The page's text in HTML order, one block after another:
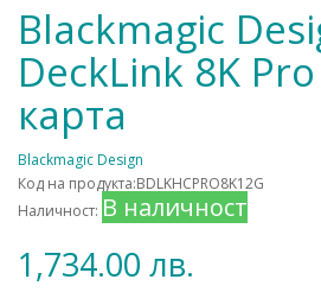
Blackmagic
DeckLink 8K
карта
Blackmagic Design
Код на продукта:BDLKHCPRO8K12G
Наличност: В наличност
1,734.00 лв.